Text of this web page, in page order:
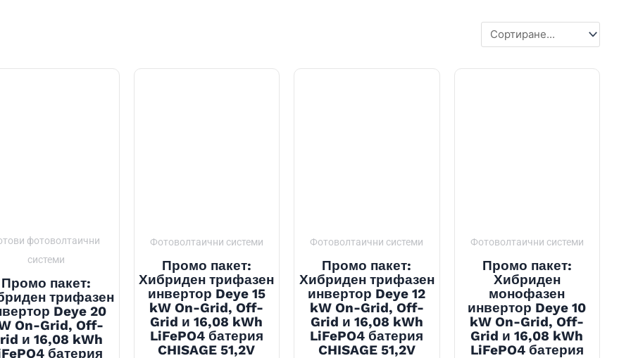
фотоволтаични
системи
Промо пакет:
трифазен
Deye 20
On-Grid, Off-
и 16,08 kWh
батерия
Фотоволтаични системи
Промо пакет:
Хибриден трифазен
инвертор Deye 15
kW On-Grid, Off-
Grid и 16,08 kWh
LiFePO4 батерия
CHISAGE 51,2V
Фотоволтаични системи
Промо пакет:
Хибриден трифазен
инвертор Deye 12
kW On-Grid, Off-
Grid и 16,08 kWh
LiFePO4 батерия
CHISAGE 51,2V
Фотоволтаични системи
Промо пакет:
Хибриден
монофазен
инвертор Deye 10
kW On-Grid, Off-
Grid и 16,08 kWh
LiFePO4 батерия